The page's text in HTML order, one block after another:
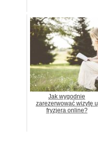
Jak wygodnie
zarezerwować wizytę u
fryzjera online?